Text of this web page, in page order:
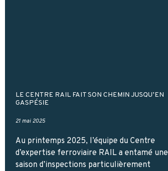
LE CENTRE RAIL FAIT SON CHEMIN JUSQU’EN
GASPÉSIE
21 mai 2025
Au printemps 2025, l’équipe du Centre
d’expertise ferroviaire RAIL a entamé une
saison d’inspections particulièrement